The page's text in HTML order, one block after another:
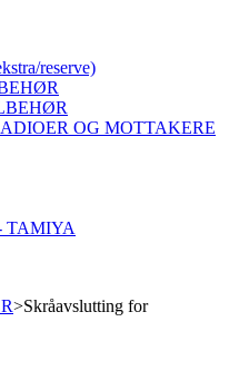
reserve)
OG MOTTAKERE
TAMIYA
>Skråavslutting for